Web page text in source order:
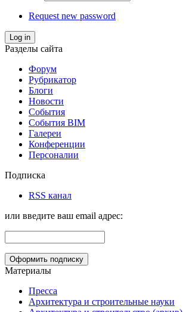
Request new password
Log in
Разделы сайта
Форум
Рубрикатор
Блоги
Новости
События
События BIM
Галереи
Конференции
Персоналии
Подписка
RSS канал
или введите ваш email адрес:
Материалы
Пресса
Архитектура и строительные науки